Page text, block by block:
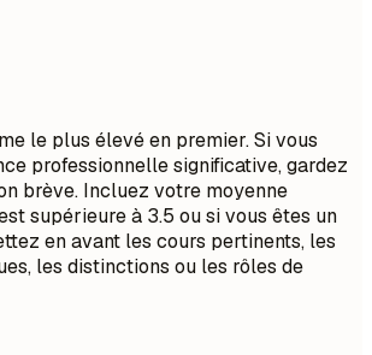
le plus élevé en premier. Si vous
professionnelle significative, gardez
brève. Incluez votre moyenne
supérieure à 3.5 ou si vous êtes un
en avant les cours pertinents, les
les distinctions ou les rôles de